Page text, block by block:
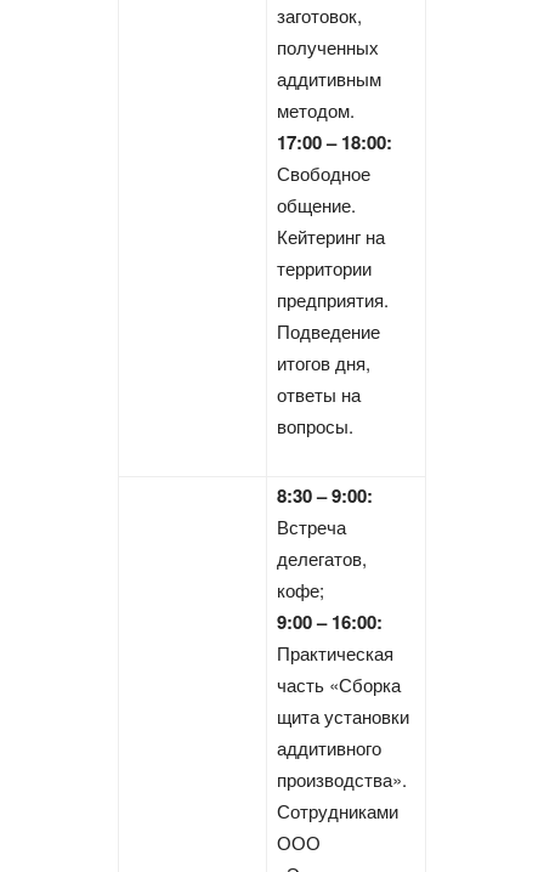
заготовок,
полученных
аддитивным
методом.
17:00 – 18:00:
Свободное
общение.
Кейтеринг на
территории
предприятия.
Подведение
итогов дня,
ответы на
вопросы.
8:30 – 9:00:
Встреча
делегатов,
кофе;
9:00 – 16:00:
Практическая
часть «Сборка
щита установки
аддитивного
производства».
Сотрудниками
ООО